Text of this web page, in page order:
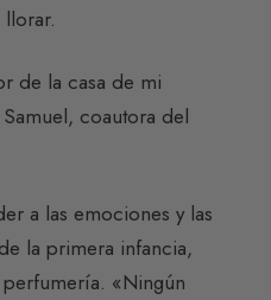
de la casa de mi
coautora del
a las emociones y las
la primera infancia,
perfumería. «Ningún